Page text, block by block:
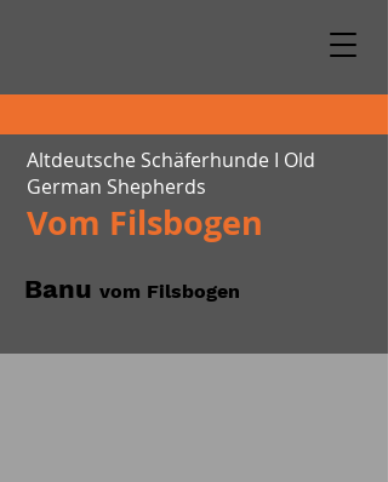
Altdeutsche Schäferhunde I Old
German Shepherds
Vom Filsbogen
Banu vom Filsbogen